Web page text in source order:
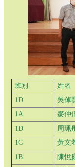
班別 姓名
1D
吳倬
1A
麥仲
1D
周珮
1C
黃文
1B
陳悅